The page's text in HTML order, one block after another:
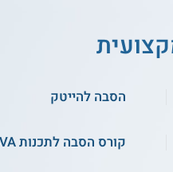
הסבה להייטק
קורס הסבה לתכנות JAVA